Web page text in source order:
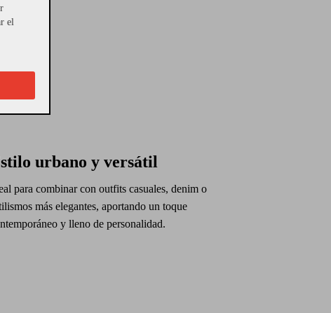
urbano y versátil
para combinar con outfits casuales, denim o
más elegantes, aportando un toque
y lleno de personalidad.
el